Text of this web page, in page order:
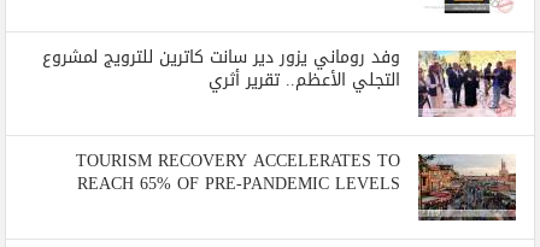
وفد روماني يزور دير سانت كاترين للترويج لمشروع
التجلي الأعظم.. تقرير أثري
TOURISM RECOVERY ACCELERATES TO
REACH 65% OF PRE-PANDEMIC LEVELS